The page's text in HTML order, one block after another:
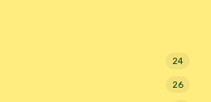
24
26